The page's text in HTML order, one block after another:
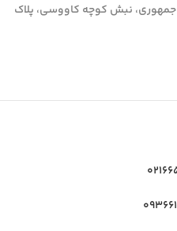
جمهوری، نبش کوچه کاووسی، پلاک